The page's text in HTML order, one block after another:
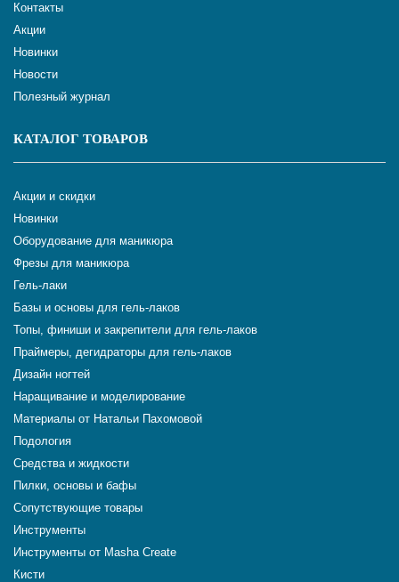
Контакты
Акции
Новинки
Новости
Полезный журнал
КАТАЛОГ ТОВАРОВ
Акции и скидки
Новинки
Оборудование для маникюра
Фрезы для маникюра
Гель-лаки
Базы и основы для гель-лаков
Топы, финиши и закрепители для гель-лаков
Праймеры, дегидраторы для гель-лаков
Дизайн ногтей
Наращивание и моделирование
Материалы от Натальи Пахомовой
Подология
Средства и жидкости
Пилки, основы и бафы
Сопутствующие товары
Инструменты
Инструменты от Masha Create
Кисти